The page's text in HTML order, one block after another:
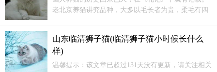
老北京养猫讲究品种，大多以毛长者为贵，柔毛有四
山东临清狮子猫(临清狮子猫小时候长什么
样)
温馨提示：该文章已超过131天没有更新，请关注相关